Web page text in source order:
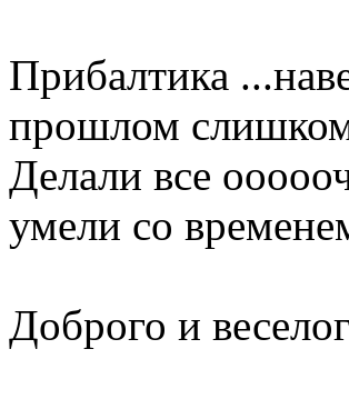
Прибалтика
прошлом
Делали все
умели со
Доброго и